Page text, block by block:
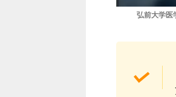
弘前大学医